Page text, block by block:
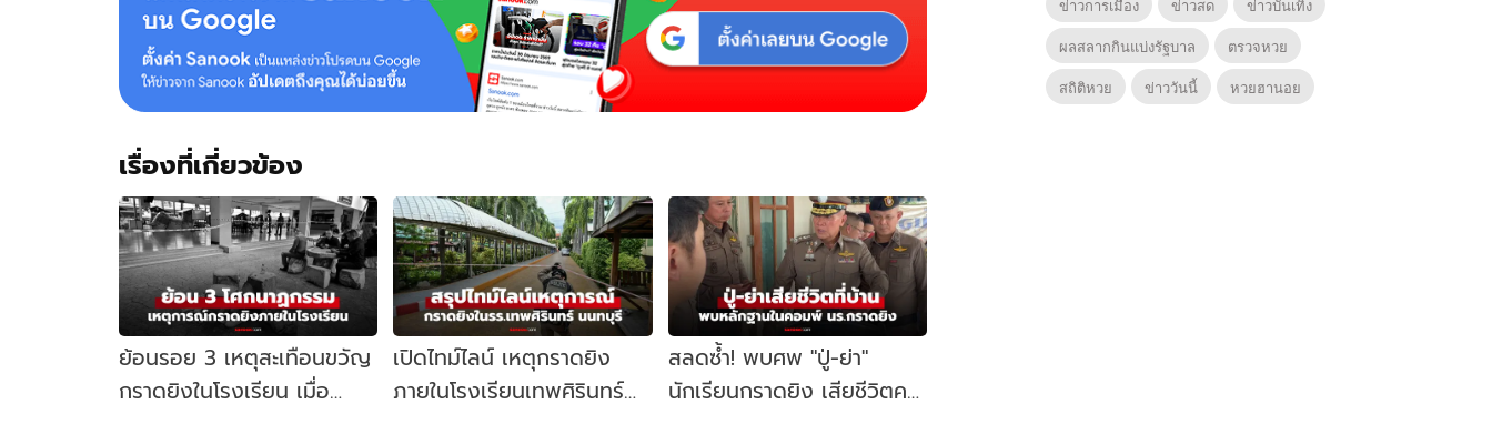
เรื่องที่เกี่ยวข้อง
ย้อนรอย 3 เหตุสะเทือนขวัญ
กราดยิงในโรงเรียน เมื่อ
เปิดไทม์ไลน์ เหตุกราดยิง
ภายในโรงเรียนเทพศิรินทร์
สลดซ้ำ! พบศพ "ปู่-ย่า"
นักเรียนกราดยิง เสียชีวิตคา
ข่าวการเมือง
ข่าวสด
ข่าวบันเทิง
ผลสลากกินแบ่งรัฐบาล
ตรวจหวย
สถิติหวย
ข่าววันนี้ หวยฮานอย